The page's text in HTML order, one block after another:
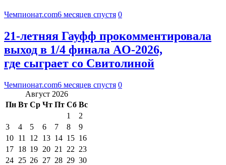
Чемпионат.com6 месяцев спустя 0
21-летняя Гауфф прокомментировала
выход в 1/4 финала AO-2026,
где сыграет со Свитолиной
Чемпионат.com6 месяцев спустя 0
Август 2026
Пн Вт Ср Чт Пт Сб Вс
1
2
3
4 5 6 7 8
9
10 11 12 13 14 15 16
17 18 19 20 21 22 23
24 25 26 27 28 29 30